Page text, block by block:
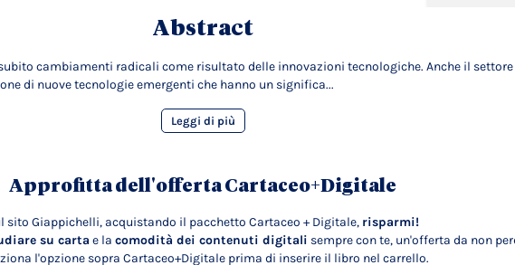
Abstract
cambiamenti radicali come risultato delle innovazioni tecnologiche. Anche il
di nuove tecnologie emergenti che hanno un significa...
Leggi di più
Approfitta dell'offerta Cartaceo+Digitale
sito Giappichelli, acquistando il pacchetto Cartaceo + Digitale, risparmi!
su carta e la comodità dei contenuti digitali sempre con te, un'offerta da non
l'opzione sopra Cartaceo+Digitale prima di inserire il libro nel carrello.